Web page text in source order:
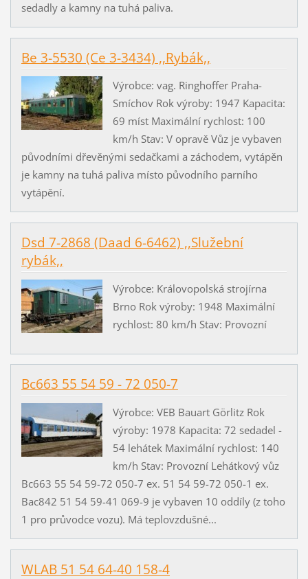
sedadly a kamny na tuhá paliva.
Be 3-5530 (Ce 3-3434) ,,Rybák,,
Výrobce: vag. Ringhoffer Praha-
Smíchov Rok výroby: 1947 Kapacita:
69 míst Maximální rychlost: 100
km/h Stav: V opravě Vůz je vybaven
původními dřevěnými sedačkami a záchodem, vytápěn
je kamny na tuhá paliva místo původního parního
vytápění.
Dsd 7-2868 (Daad 6-6462) ,,Služební
rybák,,
Výrobce: Královopolská strojírna
Brno Rok výroby: 1948 Maximální
rychlost: 80 km/h Stav: Provozní
Bc663 55 54 59 - 72 050-7
Výrobce: VEB Bauart Görlitz Rok
výroby: 1978 Kapacita: 72 sedadel -
54 lehátek Maximální rychlost: 140
km/h Stav: Provozní Lehátkový vůz
Bc663 55 54 59-72 050-7 ex. 51 54 59-72 050-1 ex.
Bac842 51 54 59-41 069-9 je vybaven 10 oddíly (z toho
1 pro průvodce vozu). Má teplovzdušné...
WLAB 51 54 64-40 158-4